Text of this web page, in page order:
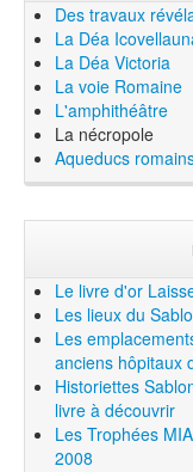
Des travaux
La Déa
La Déa Victoria
La voie Romaine
L'amphithéâtre
La nécropole
Aqueducs
Le livre d'or
Les lieux du
Les
anciens hôpitaux
Historiettes
livre à découvrir
Les Trophées
2008